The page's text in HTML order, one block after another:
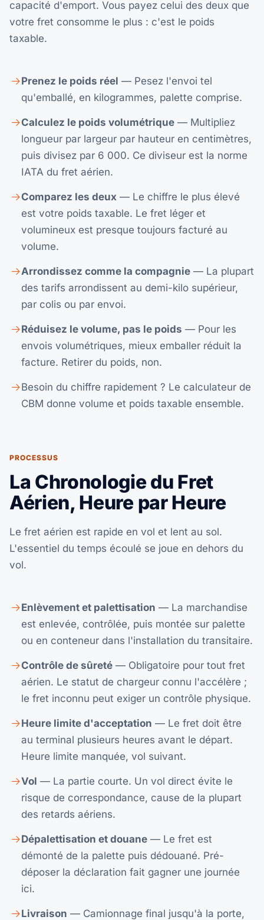
capacité d'emport. Vous payez celui des deux que
votre fret consomme le plus : c'est le poids
taxable.
Prenez le poids réel — Pesez l'envoi tel
qu'emballé, en kilogrammes, palette comprise.
Calculez le poids volumétrique — Multipliez
longueur par largeur par hauteur en centimètres,
puis divisez par 6 000. Ce diviseur est la norme
IATA du fret aérien.
Comparez les deux — Le chiffre le plus élevé
est votre poids taxable. Le fret léger et
volumineux est presque toujours facturé au
volume.
Arrondissez comme la compagnie — La plupart
des tarifs arrondissent au demi-kilo supérieur,
par colis ou par envoi.
Réduisez le volume, pas le poids — Pour les
envois volumétriques, mieux emballer réduit la
facture. Retirer du poids, non.
Besoin du chiffre rapidement ? Le calculateur de
CBM donne volume et poids taxable ensemble.
PROCESSUS
La Chronologie du Fret
Aérien, Heure par Heure
Le fret aérien est rapide en vol et lent au sol.
L'essentiel du temps écoulé se joue en dehors du
vol.
Enlèvement et palettisation — La marchandise
est enlevée, contrôlée, puis montée sur palette
ou en conteneur dans l'installation du transitaire.
Contrôle de sûreté — Obligatoire pour tout fret
aérien. Le statut de chargeur connu l'accélère ;
le fret inconnu peut exiger un contrôle physique.
Heure limite d'acceptation — Le fret doit être
au terminal plusieurs heures avant le départ.
Heure limite manquée, vol suivant.
Vol — La partie courte. Un vol direct évite le
risque de correspondance, cause de la plupart
des retards aériens.
Dépalettisation et douane — Le fret est
démonté de la palette puis dédouané. Pré-
déposer la déclaration fait gagner une journée
ici.
Livraison — Camionnage final jusqu'à la porte,